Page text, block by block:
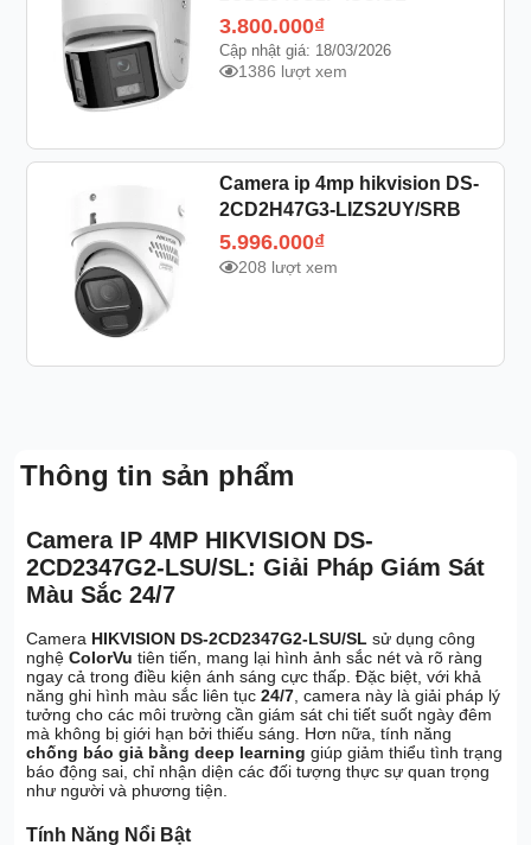
Thông tin sản phẩm
Camera IP 4MP HIKVISION DS-
2CD2347G2-LSU/SL: Giải Pháp Giám Sát
Màu Sắc 24/7
Camera HIKVISION DS-2CD2347G2-LSU/SL sử dụng công
nghệColorVu tiên tiến, mang lại hình ảnh sắc nét và rõ ràng
ngay cả trong điều kiện ánh sáng cực thấp. Đặc biệt, với khả
năng ghi hình màu sắc liên tục24/7 , camera này là giải pháp lý
tưởng cho các môi trường cần giám sát chi tiết suốt ngày đêm
mà không bị giới hạn bởi thiếu sáng. Hơn nữa, tính năng
chống báo giả bằng deep learning giúp giảm thiểu tình trạng
báo động sai, chỉ nhận diện các đối tượng thực sự quan trọng
như người và phương tiện.
Tính Năng Nổi Bật
3.800.000₫
Cập nhật giá: 18/03/2026
1386 lượt xem
Camera ip 4mp hikvision DS-
2CD2H47G3-LIZS2UY/SRB
5.996.000₫
208 lượt xem